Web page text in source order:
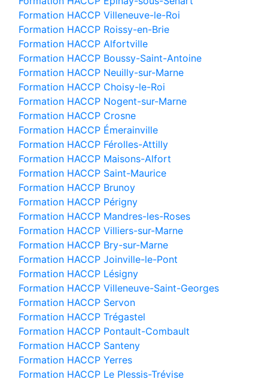
Formation HACCP Villeneuve-le-Roi
Formation HACCP Roissy-en-Brie
Formation HACCP Alfortville
Formation HACCP Boussy-Saint-Antoine
Formation HACCP Neuilly-sur-Marne
Formation HACCP Choisy-le-Roi
Formation HACCP Nogent-sur-Marne
Formation HACCP Crosne
Formation HACCP Émerainville
Formation HACCP Férolles-Attilly
Formation HACCP Maisons-Alfort
Formation HACCP Saint-Maurice
Formation HACCP Brunoy
Formation HACCP Périgny
Formation HACCP Mandres-les-Roses
Formation HACCP Villiers-sur-Marne
Formation HACCP Bry-sur-Marne
Formation HACCP Joinville-le-Pont
Formation HACCP Lésigny
Formation HACCP Villeneuve-Saint-Georges
Formation HACCP Servon
Formation HACCP Trégastel
Formation HACCP Pontault-Combault
Formation HACCP Santeny
Formation HACCP Yerres
Formation HACCP Le Plessis-Trévise